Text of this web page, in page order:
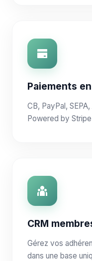
Paiements
CB, PayPal,
Powered by
CRM
Gérez vos
dans une base